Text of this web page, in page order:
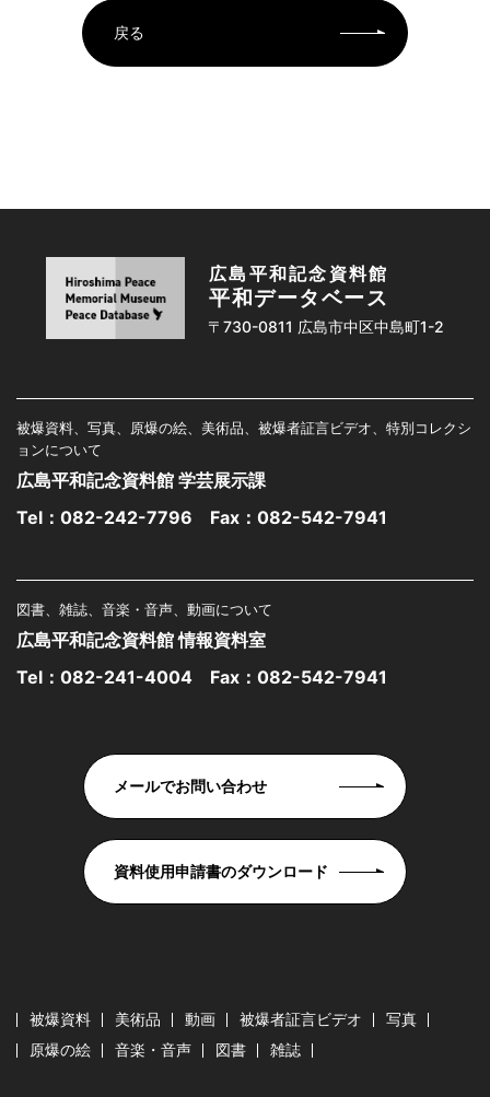
戻る
広島平和記念資料館
平和データベース
〒730-0811 広島市中区中島町1-2
被爆資料、写真、原爆の絵、美術品、被爆者証言ビデオ、特別コレクシ
ョンについて
広島平和記念資料館 学芸展示課
Tel： 082-242-7796 Fax：082-542-7941
図書、雑誌、音楽・音声、動画について
広島平和記念資料館 情報資料室
Tel： 082-241-4004 Fax：082-542-7941
メールでお問い合わせ
資料使用申請書のダウンロード
被爆資料 美術品 動画 被爆者証言ビデオ
写真
原爆の絵
音楽・音声 図書 雑誌